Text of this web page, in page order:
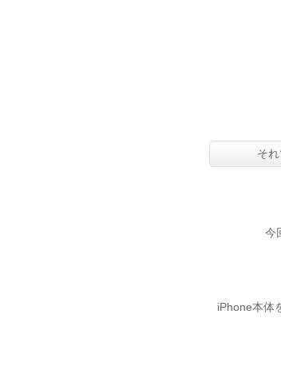
そ
今
iPhone本体